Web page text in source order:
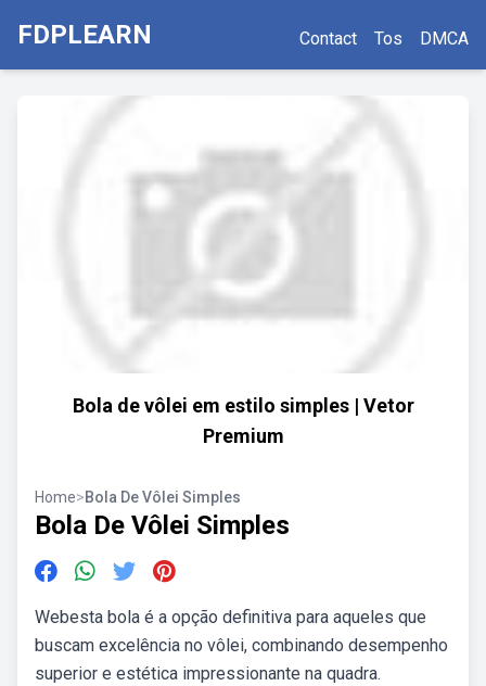
FDPLEARN Contact Tos DMCA
Bola de vôlei em estilo simples | Vetor
Premium
Home>Bola De Vôlei Simples
Bola De Vôlei Simples
Webesta bola é a opção definitiva para aqueles que
buscam excelência no vôlei, combinando desempenho
superior e estética impressionante na quadra.